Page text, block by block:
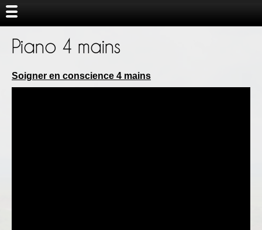
Piano 4 mains
Soigner en conscience 4 mains